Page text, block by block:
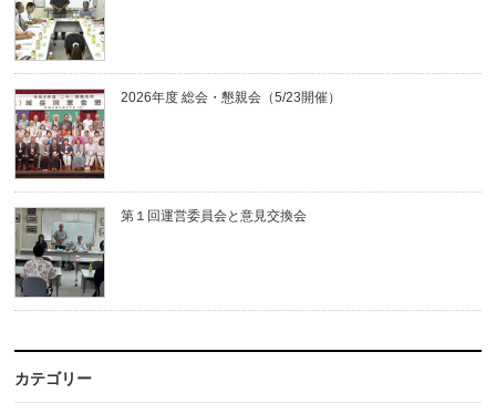
2026年度 総会・懇親会（5/23開催）
第１回運営委員会と意見交換会
カテゴリー